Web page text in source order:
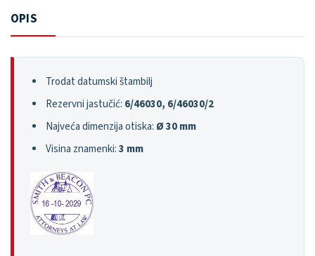
OPIS
Trodat datumski štambilj
Rezervni jastučić: 6/46030, 6/46030/2
Najveća dimenzija otiska: Ø 30 mm
Visina znamenki:3 mm